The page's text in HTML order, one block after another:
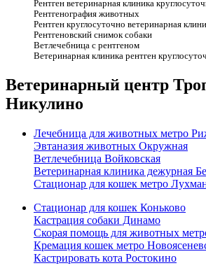
Рентген ветеринарная клиника
Рентгенография животных
Рентген круглосуточно ветеринарная
Рентгеновский снимок собаки
Ветлечебница с рентгеном
Ветеринарная клиника рентген
Ветеринарный центр
Никулино
Лечебница для животных метро
Эвтаназия животных Окружная
Ветлечебница Войковская
Ветеринарная клиника дежурная
Стационар для кошек метро
Стационар для кошек Коньково
Кастрация собаки Динамо
Скорая помощь для животных
Кремация кошек метро
Кастрировать кота Ростокино